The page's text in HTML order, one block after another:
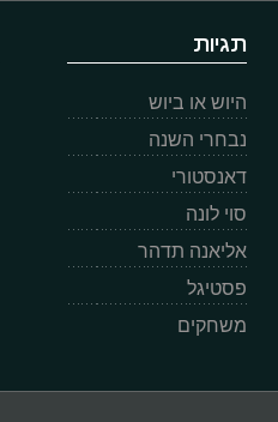
תגיות
היוש או ביוש
נבחרי השנה
דאנסטורי
סוי לונה
אליאנה תדהר
פסטיגל
משחקים